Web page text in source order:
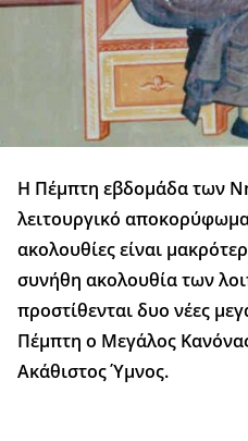
Η Πέμπτη εβδομάδα των
λειτουργικό
ακολουθίες είναι
συνήθη ακολουθία των
προστίθενται δυο νέες
Πέμπτη ο Μεγάλος
Ακάθιστος Ύμνος.